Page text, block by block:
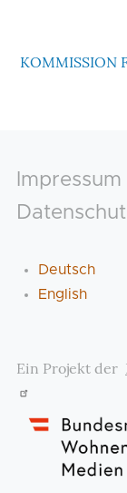
KOMMISSION
Footer
Impressum
Deutsch
English
Ein Projekt der